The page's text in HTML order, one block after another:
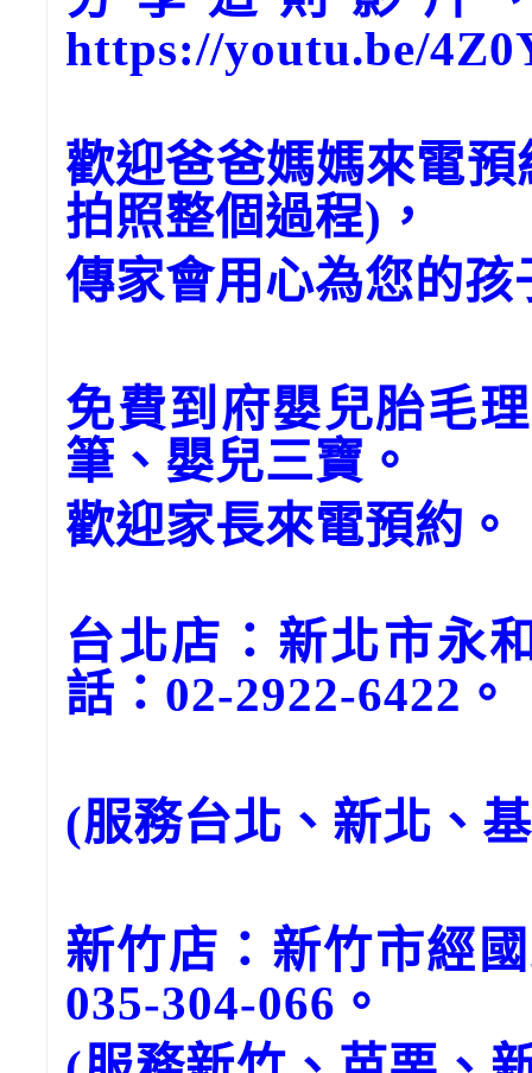
https://youtu.be/
歡迎爸爸媽媽來電
拍照整個過程)，
傳家會用心為您的
免費到府嬰兒胎毛
筆、嬰兒三寶。
歡迎家長來電預約。
台北店：新北市永
話：02-2922-6422。
(服務台北、新北、
新竹店：新竹市經
035-304-066。